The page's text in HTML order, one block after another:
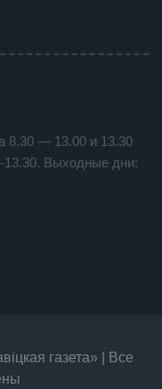
8.30 — 13.00 и 13.30
Выходные дни:
газета» | Все